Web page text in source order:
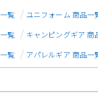
覧 ユニフォーム 商品一
覧 キャンピングギア 商
覧 アパレルギア 商品一